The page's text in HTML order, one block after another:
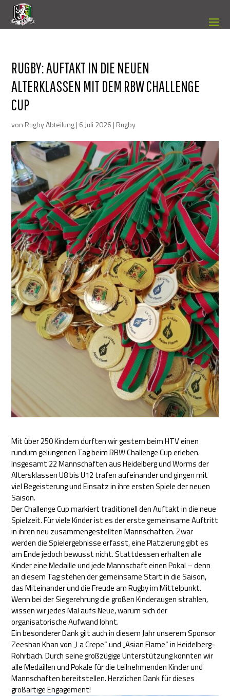
RUGBY: AUFTAKT IN DIE NEUEN
ALTERKLASSEN MIT DEM RBW CHALLENGE
CUP
von Rugby Abteilung| 6 Juli 2026 | Rugby
Mit über 250 Kindern durften wir gestern beim HTV einen
rundum gelungenen Tag beim RBW Challenge Cup erleben.
Insgesamt 22 Mannschaften aus Heidelberg und Worms der
Altersklassen U8 bis U12 trafen aufeinander und gingen mit
viel Begeisterung und Einsatz in ihre ersten Spiele der neuen
Saison.
Der Challenge Cup markiert traditionell den Auftakt in die neue
Spielzeit. Für viele Kinder ist es der erste gemeinsame Auftritt
in ihren neu zusammengestellten Mannschaften. Zwar
werden die Spielergebnisse erfasst, eine Platzierung gibt es
am Ende jedoch bewusst nicht. Stattdessen erhalten alle
Kinder eine Medaille und jede Mannschaft einen Pokal – denn
an diesem Tag stehen der gemeinsame Start in die Saison,
das Miteinander und die Freude am Rugby im Mittelpunkt.
Wenn bei der Siegerehrung die großen Kinderaugen strahlen,
wissen wir jedes Mal aufs Neue, warum sich der
organisatorische Aufwand lohnt.
Ein besonderer Dank gilt auch in diesem Jahr unserem Sponsor
Zeeshan Khan von „La Crepe“ und „Asian Flame“ in Heidelberg-
Rohrbach. Durch seine großzügige Unterstützung konnten wir
alle Medaillen und Pokale für die teilnehmenden Kinder und
Mannschaften bereitstellen. Herzlichen Dank für dieses
großartige Engagement!